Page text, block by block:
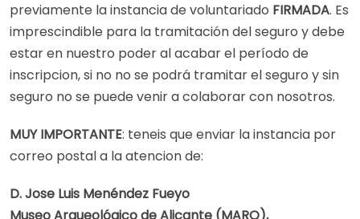
previamente la instancia de voluntariado FIRMADA. Es
imprescindible para la tramitación del seguro y debe
estar en nuestro poder al acabar el período de
inscripcion, si no no se podrá tramitar el seguro y sin
seguro no se puede venir a colaborar con nosotros.
MUY IMPORTANTE: teneis que enviar la instancia por
correo postal a la atencion de:
D. Jose Luis Menéndez Fueyo